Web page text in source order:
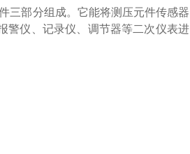
三部分组成。它能将测压元件传感器
仪、记录仪、调节器等二次仪表进